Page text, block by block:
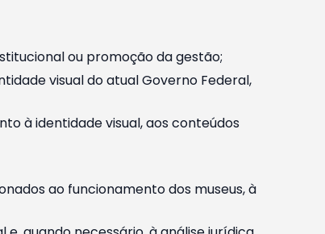
ou promoção da gestão;
visual do atual Governo Federal,
à identidade visual, aos conteúdos
ao funcionamento dos museus, à